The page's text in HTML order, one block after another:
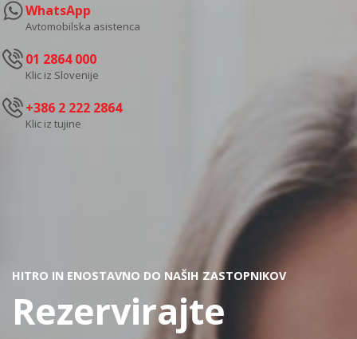
WhatsApp
Avtomobilska asistenca
01 2864 000
Klic iz Slovenije
+386 2 222 2864
Klic iz tujine
HITRO IN ENOSTAVNO DO NAŠIH ZASTOPNIKOV
Rezervirajte